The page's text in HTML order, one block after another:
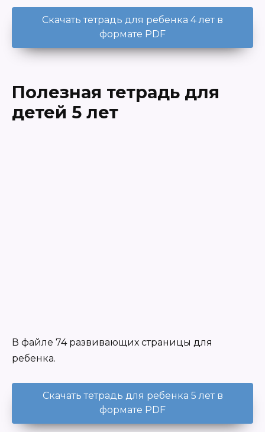
Скачать тетрадь для ребенка 4 лет в
формате PDF
Полезная тетрадь для
детей 5 лет
В файле 74 развивающих страницы для
ребенка.
Скачать тетрадь для ребенка 5 лет в
формате PDF